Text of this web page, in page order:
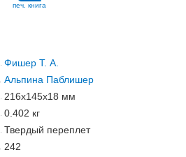
печ. книга
Фишер Т. А.
Альпина Паблишер
216x145x18 мм
0.402 кг
Твердый переплет
242